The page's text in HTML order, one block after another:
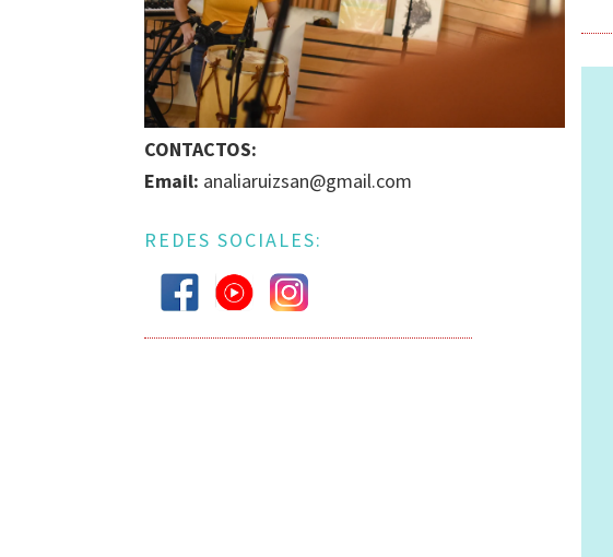
BÚSQUEDA
DE
IGUALDAD
DE
GÉNERO
EN
LA
MUSICAL
URUGUAYA
CONTACTOS:
Email: analiaruizsan@gmail.com
REDES SOCIALES: